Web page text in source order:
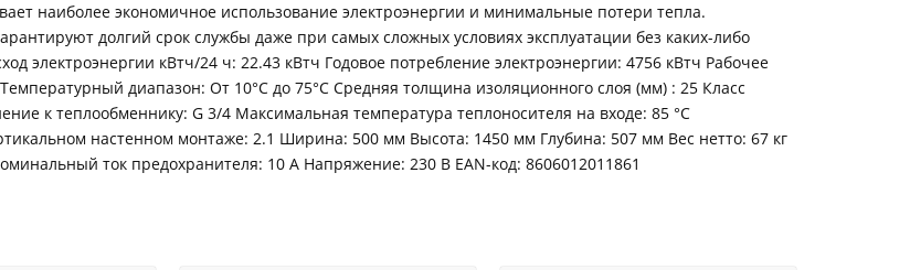
наиболее экономичное использование электроэнергии и минимальные потери тепла.
долгий срок службы даже при самых сложных условиях эксплуатации без каких-либо
электроэнергии кВтч/24 ч: 22.43 кВтч Годовое потребление электроэнергии: 4756 кВтч Рабочее
диапазон: От 10°C до 75°С Средняя толщина изоляционного слоя (мм) : 25 Класс
к теплообменнику: G 3/4 Максимальная температура теплоносителя на входе: 85 °C
настенном монтаже: 2.1 Ширина: 500 мм Высота: 1450 мм Глубина: 507 мм Вес нетто: 67 кг
ток предохранителя: 10 A Напряжение: 230 B ЕАN-код: 8606012011861